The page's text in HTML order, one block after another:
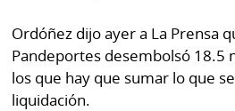
Ordóñez dijo ayer a La Prensa
Pandeportes desembolsó 18.5
los que hay que sumar lo que
liquidación.